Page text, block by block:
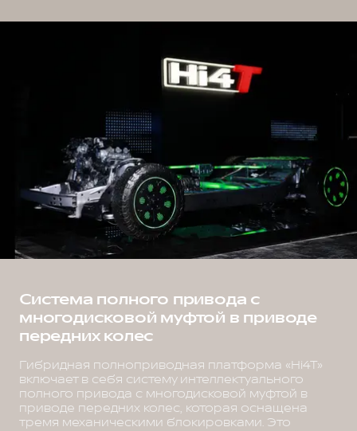
Система полного привода с
многодисковой муфтой в приводе
передних колес
Гибридная полноприводная платформа «Hi4T»
включает в себя систему интеллектуального
полного привода с многодисковой муфтой в
приводе передних колес, которая оснащена
тремя механическими блокировками. Это